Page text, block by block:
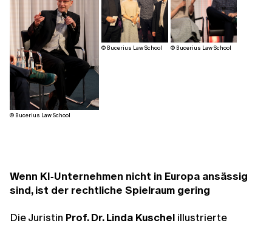
© Bucerius Law School
© Bucerius Law School © Bucerius Law School
Wenn KI‑Unternehmen nicht in Europa ansässig
sind, ist der rechtliche Spielraum gering
Die Juristin Prof. Dr. Linda Kuschel illustrierte